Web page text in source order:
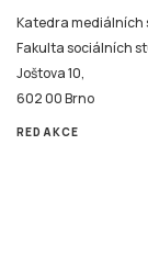
Joštova 10,
602 00 Brno
REDAKCE
Tento systém je